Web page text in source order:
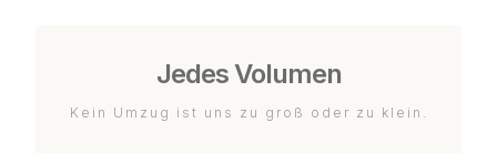
Jedes Volumen
Kein Umzug ist uns zu groß oder zu klein.